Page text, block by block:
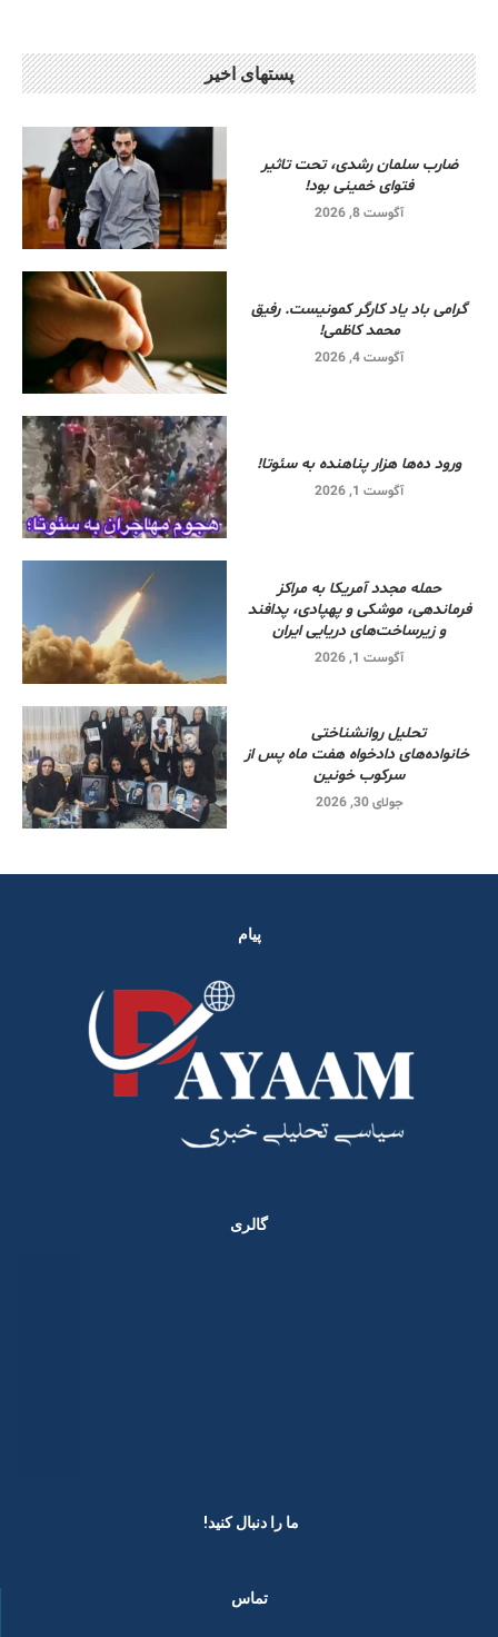
پستهای اخیر
ضارب سلمان رشدی، تحت تاثیر
فتوای خمینی بود!
آگوست 8, 2026
گرامی باد یاد کارگر کمونیست. رفیق
محمد کاظمی!
آگوست 4, 2026
ورود ده‌ها هزار پناهنده به سئوتا!
آگوست 1, 2026
حمله مجدد آمریکا به مراکز
فرماندهی، موشکی و پهپادی، پدافند
و زیرساخت‌های دریایی ایران
آگوست 1, 2026
تحلیل روانشناختی
خانواده‌های دادخواه هفت ماه پس از
سرکوب خونین
جولای 30, 2026
پیام
گالری
ما را دنبال کنید! ​
تماس